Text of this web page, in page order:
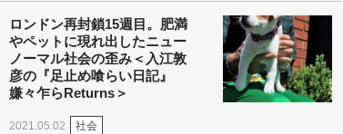
ロンドン再封鎖15週目。肥満
やペットに現れ出したニュー
ノーマル社会の歪み＜入江敦
彦の『足止め喰らい日記』
嫌々乍らReturns＞
2021.05.02 社会